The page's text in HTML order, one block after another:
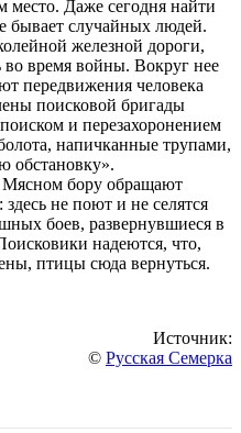
место. Даже сегодня найти
бывает случайных людей.
железной дороги,
во время войны. Вокруг нее
передвижения человека
поисковой бригады
и перезахоронением
напичканные трупами,
обстановку».
бору обращают
не поют и не селятся
боев, развернувшиеся в
надеются, что,
птицы сюда вернуться.
Источник:
© Русская Семерка